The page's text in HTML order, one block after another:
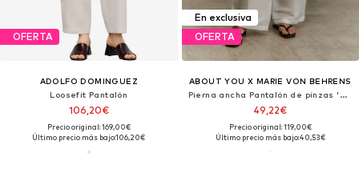
OFERTA
ADOLFO DOMINGUEZ
Loosefit Pantalón
106,20€
Precio original: 169,00€
Último precio más bajo:106,20€
En exclusiva
OFERTA
ABOUT YOU X MARIE VON BEHRENS
Pierna ancha Pantalón de pinzas 'Emelie'
49,22€
Precio original: 119,00€
Último precio más bajo:40,53€